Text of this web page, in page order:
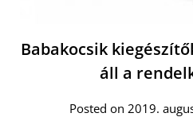
Babakocsik
áll a
Posted on 2019.